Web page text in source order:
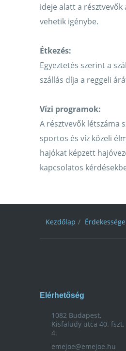
ideje alatt a
vehetik igénybe.
Étkezés:
Egyeztetés szerint a
szállás díja a reggeli
Vízi programok:
A résztvevők létszáma
sportos és víz közeli
hajókat képzett
kapcsolatos
Kezdőlap
Elérhetőség
1082 Budapest,
Kisfaludy utca 40. fszt.
4.
emejoe@emejoe.hu